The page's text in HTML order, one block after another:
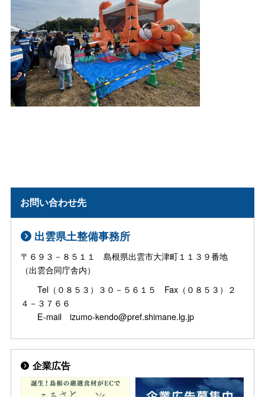
お問い合わせ先
出雲県土整備事務所
〒６９３－８５１１ 島根県出雲市大津町１１３９番地
（出雲合同庁舎内）
Tel（０８５３）３０－５６１５ Fax（０８５３）２
４－３７６６
E-mail izumo-kendo@pref.shimane.lg.jp
企業広告